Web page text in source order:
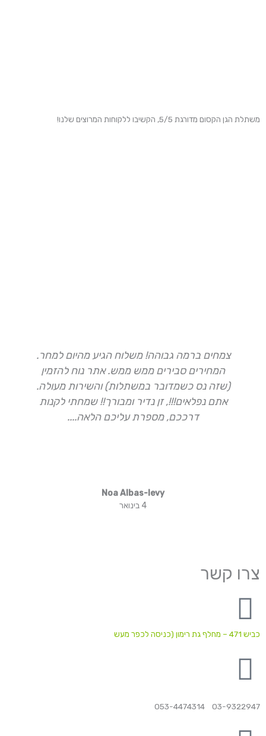
משתלת הגן הקסום מדורגת 5/5, הקשיבו ללקוחות המרוצים שלנו!
צמחים ברמה גבוהה! משלוח הגיע מהיום למחר.
המחירים סבירים ממש ממש. אתר נוח להזמין
(שזה נס כשמדובר במשתלות) והשירות מעולה.
אתם נפלאים!!!, זן נדיר ומבורך!! שמחתי לקנות
דרככם, מספרת עליכם הלאה....
Noa Albas-levy
4 בינואר
צרו קשר
כביש 471 – מחלף גת רימון (כניסה לכפר מעש
03-9322947 053-4474314